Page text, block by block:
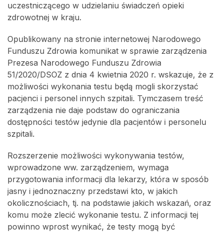
uczestniczącego w udzielaniu świadczeń opieki
zdrowotnej w kraju.
Opublikowany na stronie internetowej Narodowego
Funduszu Zdrowia komunikat w sprawie zarządzenia
Prezesa Narodowego Funduszu Zdrowia
51/2020/DSOZ z dnia 4 kwietnia 2020 r. wskazuje, że z
możliwości wykonania testu będą mogli skorzystać
pacjenci i personel innych szpitali. Tymczasem treść
zarządzenia nie daje podstaw do ograniczania
dostępności testów jedynie dla pacjentów i personelu
szpitali.
Rozszerzenie możliwości wykonywania testów,
wprowadzone ww. zarządzeniem, wymaga
przygotowania informacji dla lekarzy, która w sposób
jasny i jednoznaczny przedstawi kto, w jakich
okolicznościach, tj. na podstawie jakich wskazań, oraz
komu może zlecić wykonanie testu. Z informacji tej
powinno wprost wynikać, że testy mogą być